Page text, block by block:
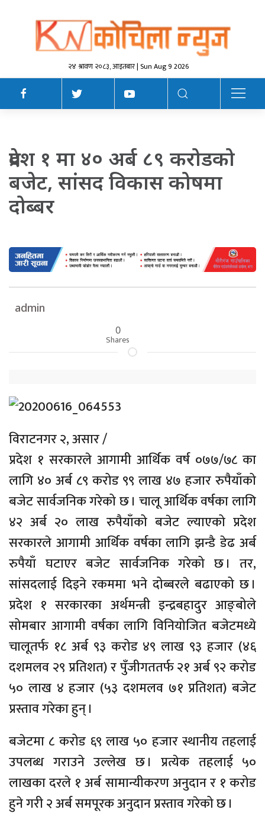
२४ श्रावण २०८३, आइतबार | Sun Aug 9 2026
प्रदेश १ मा ४० अर्ब ८९ करोडको
बजेट, सांसद विकास कोषमा
दोब्बर
admin
0
Shares
विराटनगर २, असार /
प्रदेश १ सरकारले आगामी आर्थिक वर्ष ०७७/७८ का
लागि ४० अर्ब ८९ करोड ९९ लाख ४७ हजार रुपैयाँको
बजेट सार्वजनिक गरेको छ । चालू आर्थिक वर्षका लागि
४२ अर्ब २० लाख रुपैयाँको बजेट ल्याएको प्रदेश
सरकारले आगामी आर्थिक वर्षका लागि झन्डै डेढ अर्ब
रुपैयाँ घटाएर बजेट सार्वजनिक गरेको छ । तर,
सांसदलाई दिइने रकममा भने दोब्बरले बढाएको छ ।
प्रदेश १ सरकारका अर्थमन्त्री इन्द्रबहादुर आङ्बोले
सोमबार आगामी वर्षका लागि विनियोजित बजेटमध्ये
चालूतर्फ १८ अर्ब ९३ करोड ४९ लाख ९३ हजार (४६
दशमलव २९ प्रतिशत) र पुँजीगततर्फ २१ अर्ब ९२ करोड
५० लाख ४ हजार (५३ दशमलव ७१ प्रतिशत) बजेट
प्रस्ताव गरेका हुन् ।
बजेटमा ८ करोड ६९ लाख ५० हजार स्थानीय तहलाई
उपलब्ध गराउने उल्लेख छ । प्रत्येक तहलाई ५०
लाखका दरले १ अर्ब सामान्यीकरण अनुदान र १ करोड
हुने गरी २ अर्ब समपूरक अनुदान प्रस्ताव गरेको छ ।